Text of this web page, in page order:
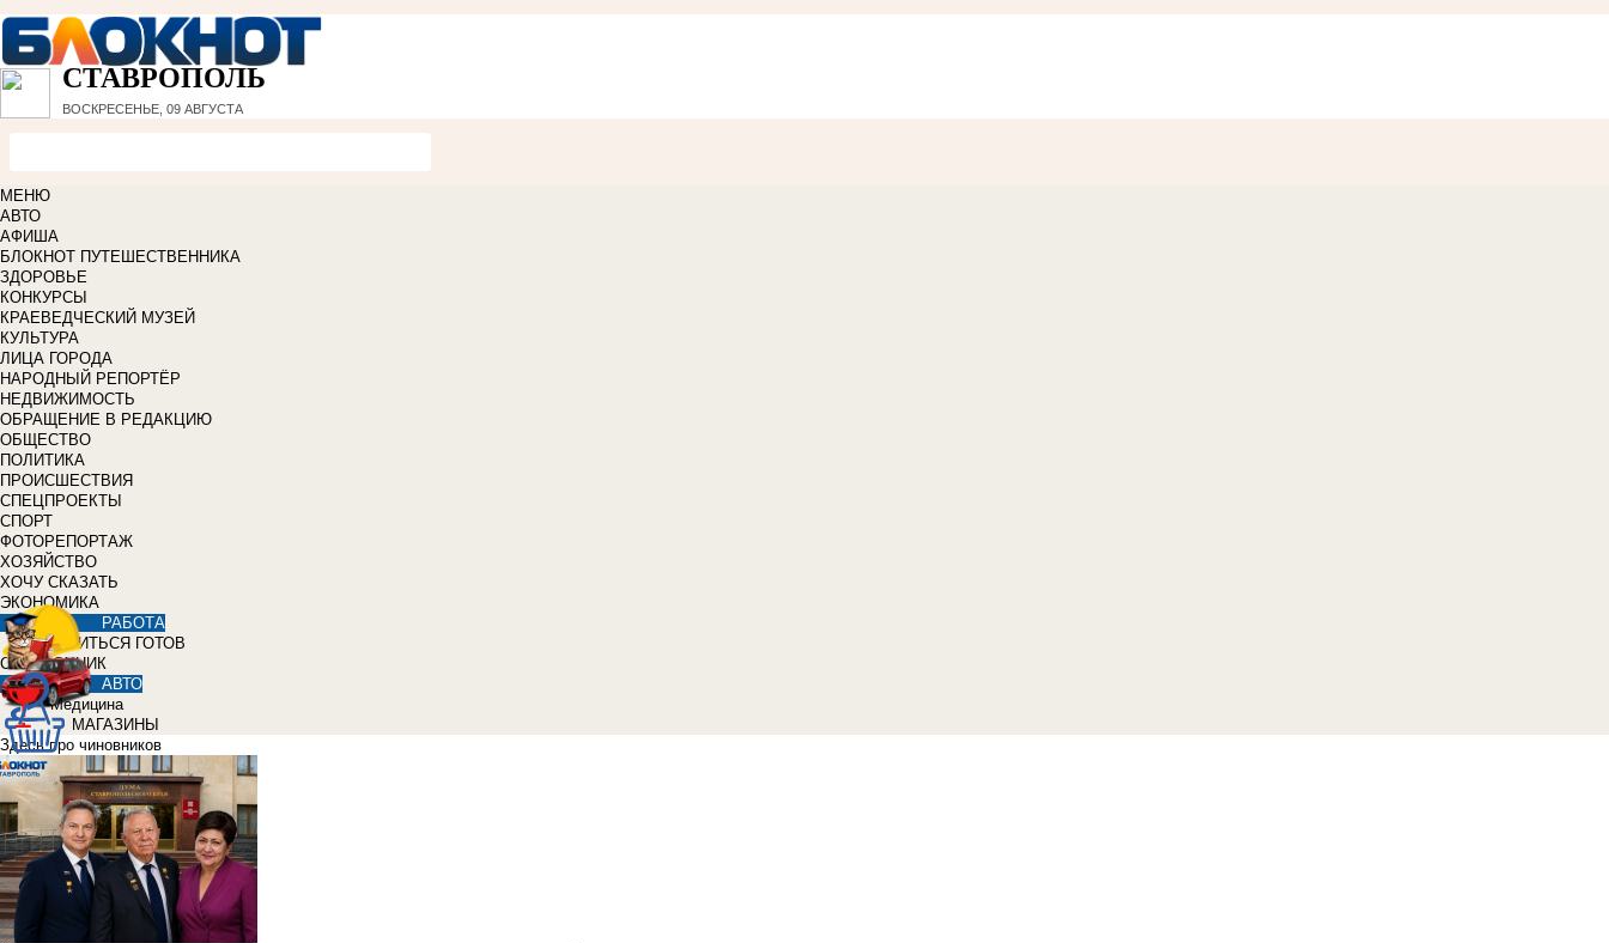
СТАВРОПОЛЬ
ВОСКРЕСЕНЬЕ, 09 АВГУСТА
МЕНЮ
АВТО
АФИША
БЛОКНОТ ПУТЕШЕСТВЕННИКА
ЗДОРОВЬЕ
КОНКУРСЫ
КРАЕВЕДЧЕСКИЙ МУЗЕЙ
КУЛЬТУРА
ЛИЦА ГОРОДА
НАРОДНЫЙ РЕПОРТЁР
НЕДВИЖИМОСТЬ
ОБРАЩЕНИЕ В РЕДАКЦИЮ
ОБЩЕСТВО
ПОЛИТИКА
ПРОИСШЕСТВИЯ
СПЕЦПРОЕКТЫ
СПОРТ
ФОТОРЕПОРТАЖ
ХОЗЯЙСТВО
ХОЧУ СКАЗАТЬ
ЭКОНОМИКА
РАБОТА
УЧИТЬСЯ ГОТОВ
СПРАВОЧНИК
АВТО
Медицина
МАГАЗИНЫ
Здесь про чиновников